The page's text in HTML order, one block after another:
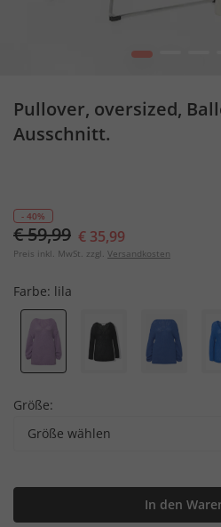
1
Pullover, oversized,
Ausschnitt.
- 40%
€ 59,99 € 35,99
Preis inkl. MwSt. zzgl. Versandkosten
Farbe: lila
Größe:
Größe wählen
In den